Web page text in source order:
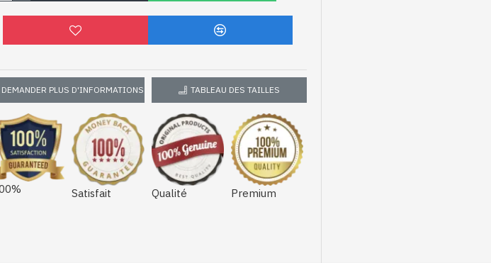
DEMANDER PLUS D'INFORMATIONS TABLEAU DES TAILLES
Satisfait Qualité Premium